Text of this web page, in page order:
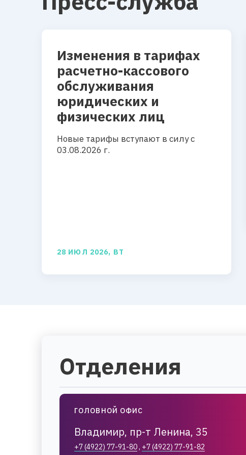
Изменения в тарифах
расчетно-кассового
обслуживания
юридических и
физических лиц
Новые тарифы вступают в силу с
03.08.2026 г.
28 ИЮЛ 2026, ВТ
Отделения
ГОЛОВНОЙ ОФИС
Владимир, пр-т Ленина, 35
+7 (4922) 77-91-80, +7 (4922) 77-91-82